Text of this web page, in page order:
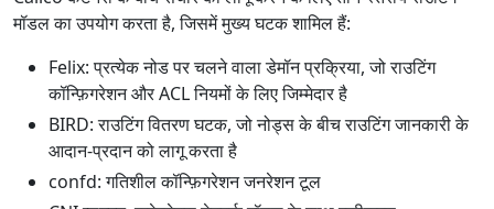
मॉडल का उपयोग करता है, जिसमें मुख्य घटक शामिल हैं:
Felix: प्रत्येक नोड पर चलने वाला डेमॉन प्रक्रिया, जो राउटिंग
कॉन्फ़िगरेशन और ACL नियमों के लिए जिम्मेदार है
BIRD: राउटिंग वितरण घटक, जो नोड्स के बीच राउटिंग जानकारी के
आदान-प्रदान को लागू करता है
confd: गतिशील कॉन्फ़िगरेशन जनरेशन टूल